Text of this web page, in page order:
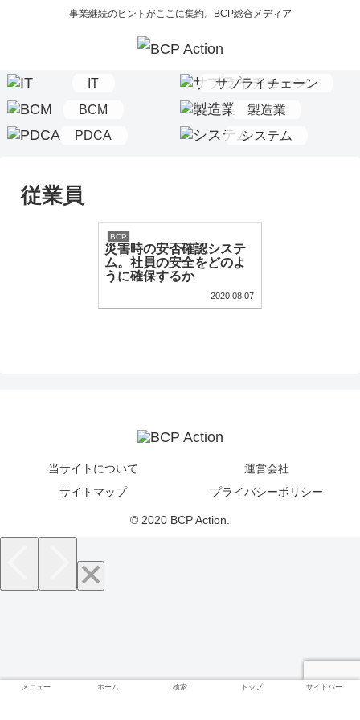
事業継続のヒントがここに集約。BCP総合メディア
IT
サプライチェーン
BCM
製造業
PDCA
システム
従業員
BCP
災害時の安否確認システ
ム。社員の安全をどのよ
うに確保するか
2020.08.07
当サイトについて
運営会社
サイトマップ
プライバシーポリシー
© 2020 BCP Action.
メニュー ホーム 検索 トップ サイドバー